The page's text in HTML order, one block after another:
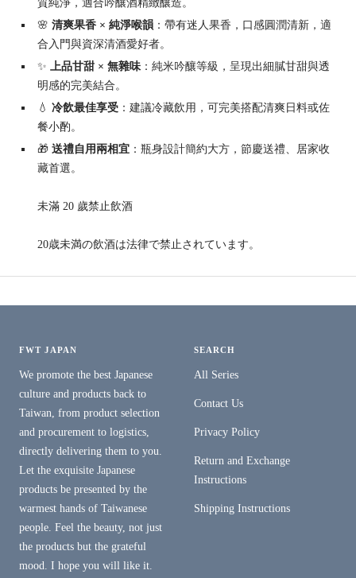
質純淨，適合吟釀酒精緻釀造。
🌸 清爽果香 × 純淨喉韻：帶有迷人果香，口感圓潤清新，適
合入門與資深清酒愛好者。
✨ 上品甘甜 × 無雜味：純米吟釀等級，呈現出細膩甘甜與透
明感的完美結合。
💧 冷飲最佳享受：建議冷藏飲用，可完美搭配清爽日料或佐
餐小酌。
🎁 送禮自用兩相宜：瓶身設計簡約大方，節慶送禮、居家收
藏首選。
未滿 20 歲禁止飲酒
20歳未満の飲酒は法律で禁止されています。
FWT JAPAN
We promote the best Japanese
culture and products back to
Taiwan, from product selection
and procurement to logistics,
directly delivering them to you.
Let the exquisite Japanese
products be presented by the
warmest hands of Taiwanese
people. Feel the beauty, not just
the products but the grateful
mood. I hope you will like it.
SEARCH
All Series
Contact Us
Privacy Policy
Return and Exchange
Instructions
Shipping Instructions